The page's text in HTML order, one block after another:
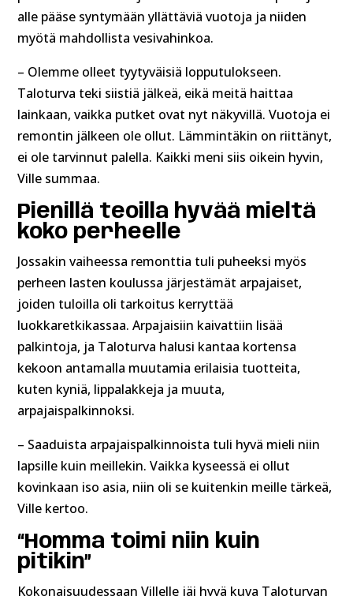
alle pääse syntymään yllättäviä vuotoja ja niiden
myötä mahdollista vesivahinkoa.
– Olemme olleet tyytyväisiä lopputulokseen.
Taloturva teki siistiä jälkeä, eikä meitä haittaa
lainkaan, vaikka putket ovat nyt näkyvillä. Vuotoja ei
remontin jälkeen ole ollut. Lämmintäkin on riittänyt,
ei ole tarvinnut palella. Kaikki meni siis oikein hyvin,
Ville summaa.
Pienillä teoilla hyvää mieltä
koko perheelle
Jossakin vaiheessa remonttia tuli puheeksi myös
perheen lasten koulussa järjestämät arpajaiset,
joiden tuloilla oli tarkoitus kerryttää
luokkaretkikassaa. Arpajaisiin kaivattiin lisää
palkintoja, ja Taloturva halusi kantaa kortensa
kekoon antamalla muutamia erilaisia tuotteita,
kuten kyniä, lippalakkeja ja muuta,
arpajaispalkinnoksi.
– Saaduista arpajaispalkinnoista tuli hyvä mieli niin
lapsille kuin meillekin. Vaikka kyseessä ei ollut
kovinkaan iso asia, niin oli se kuitenkin meille tärkeä,
Ville kertoo.
“Homma toimi niin kuin
pitikin”
Kokonaisuudessaan Villelle jäi hyvä kuva Taloturvan